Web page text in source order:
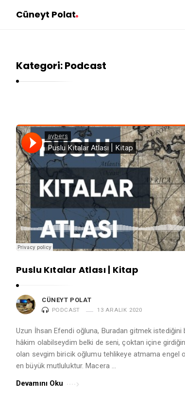
Cüneyt Polat
Kategori: Podcast
C
ü
n
e
y
t
P
o
l
a
r
i
c
l
s
Puslu Kıtalar Atlası | Kitap
CÜNEYT POLAT
PODCAST 13 ARALIK 2020
Uzun İhsan Efendi oğluna, Buradan gitmek istediğini
hâkim olabilseydim belki de seni, çoktan içine
olan sevgim biricik oğlumu tehlikeye atmama engel
en büyük mutluluktur. Macera …
Devamını Oku